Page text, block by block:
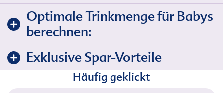
Optimale Trinkmenge für Babys
berechnen:
Exklusive Spar-Vorteile
Häufig geklickt